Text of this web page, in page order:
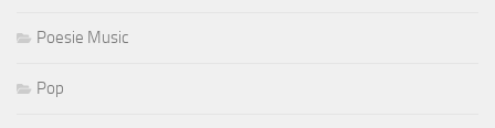
Poesie Music
Pop